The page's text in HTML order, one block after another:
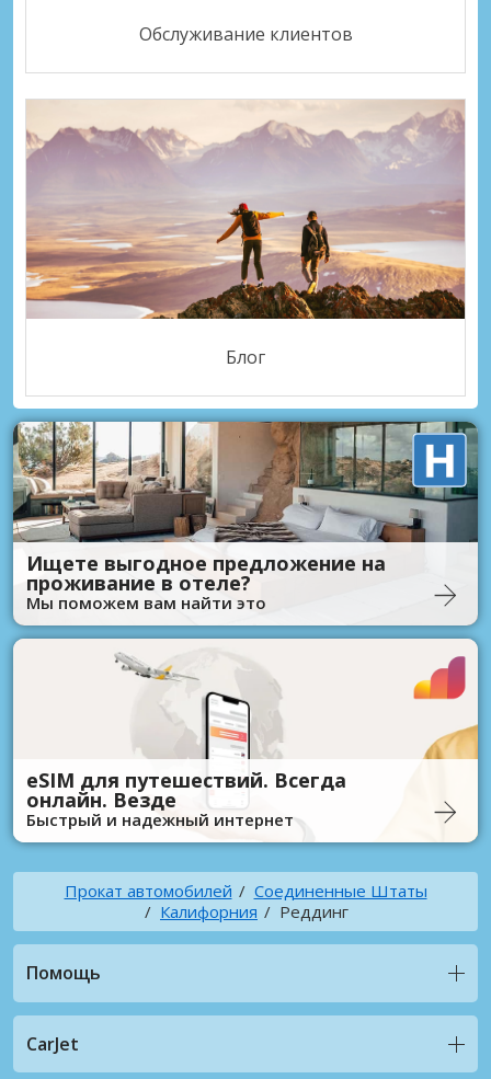
Обслуживание клиентов
Блог
Ищете выгодное предложение на
проживание в отеле?
Мы поможем вам найти это
eSIM для путешествий. Всегда
онлайн. Везде
Быстрый и надежный интернет
Прокат автомобилей
Соединенные Штаты
Калифорния
Реддинг
Помощь
CarJet